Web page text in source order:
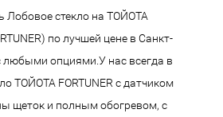
Лобовое стекло на ТОЙОТА
по лучшей цене в Санкт-
любыми опциями.У нас всегда в
ТОЙОТА FORTUNER с датчиком
щеток и полным обогревом, с